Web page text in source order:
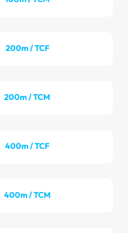
200m / TCF
200m / TCM
400m / TCF
400m / TCM